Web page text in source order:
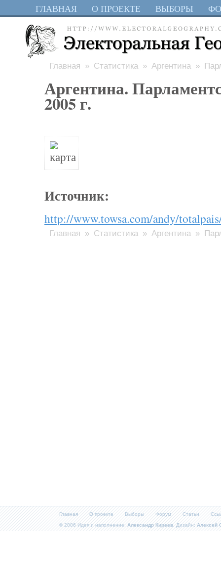
ГЛАВНАЯ О ПРОЕКТЕ ВЫБОРЫ
Главная » Статистика » Аргентина »
Аргентина.
2005 г.
Источник:
http://www.towsa.com/andy/
Главная » Статистика » Аргентина »
Главная О проекте Выборы Форум Статьи
© 2006 Идея и наполнение: Александр Киреев , Дизайн: Алексей